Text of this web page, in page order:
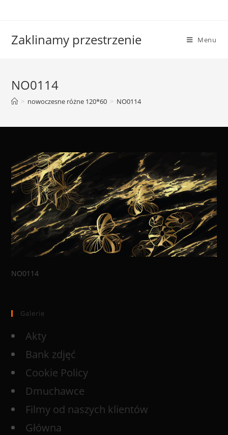
Zaklinamy przestrzenie Menu
NO0114
> nowoczesne różne 120*60 > NO0114
NO0114
Galerie
Akty
Bank zdjęć
Cookie Policy
Dmuchawce
Filmy od naszych klientów
Główna